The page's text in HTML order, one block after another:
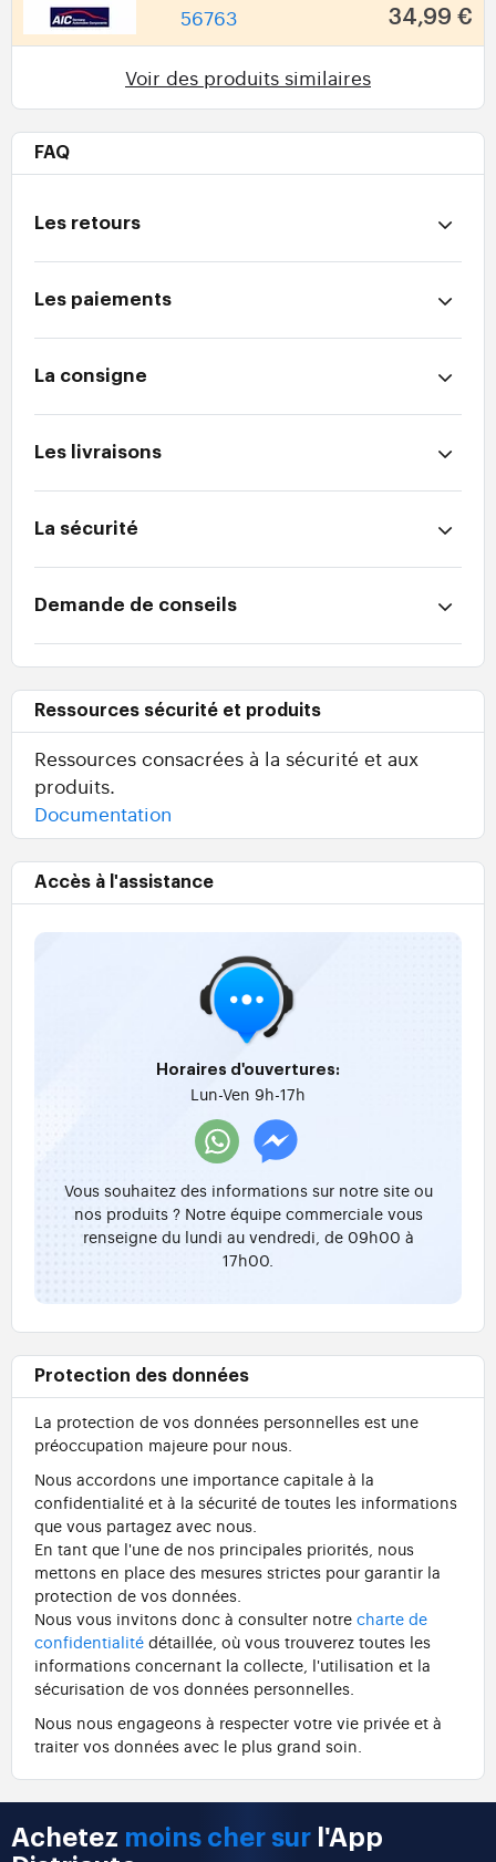
56763 34,99 €
Voir des produits similaires
FAQ
Les retours
Les paiements
La consigne
Les livraisons
La sécurité
Demande de conseils
Ressources sécurité et produits
Ressources consacrées à la sécurité et aux
produits.
Documentation
Accès à l'assistance
Horaires d'ouvertures:
Lun-Ven 9h-17h
Vous souhaitez des informations sur notre site ou
nos produits ? Notre équipe commerciale vous
renseigne du lundi au vendredi, de 09h00 à
17h00.
Protection des données
La protection de vos données personnelles est une
préoccupation majeure pour nous.
Nous accordons une importance capitale à la
confidentialité et à la sécurité de toutes les informations
que vous partagez avec nous.
En tant que l'une de nos principales priorités, nous
mettons en place des mesures strictes pour garantir la
protection de vos données.
Nous vous invitons donc à consulter notre charte de
confidentialité détaillée, où vous trouverez toutes les
informations concernant la collecte, l'utilisation et la
sécurisation de vos données personnelles.
Nous nous engageons à respecter votre vie privée et à
traiter vos données avec le plus grand soin.
Achetez moins cher sur l'App